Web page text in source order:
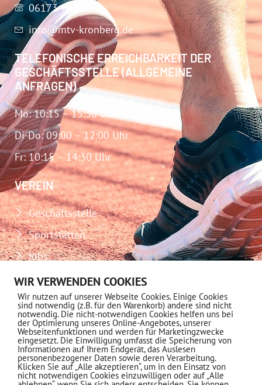
06173-67283
info@mtv-kronberg.de
TELEFONISCHE ERREICHBARKEIT DER
GESCHÄFTSSTELLE (ALLGEMEINE
ANFRAGEN)
Mo: 10:15 – 15:30 Uhr
Di-Do: 09:00 – 12:00 Uhr
Fr: 10:15 – 14:30 Uhr
VEREIN
Geschäftsstelle
Sportstätten
Jobs
Download-Center
Impressum
Datenschutz
MITGLIEDSCHAFT
Informationen
WIR VERWENDEN COOKIES
Wir nutzen auf unserer Webseite Cookies. Einige Cookies
sind notwendig (z.B. für den Warenkorb) andere sind nicht
notwendig. Die nicht-notwendigen Cookies helfen uns bei
der Optimierung unseres Online-Angebotes, unserer
Webseitenfunktionen und werden für Marketingzwecke
eingesetzt. Die Einwilligung umfasst die Speicherung von
Informationen auf Ihrem Endgerät, das Auslesen
personenbezogener Daten sowie deren Verarbeitung.
Klicken Sie auf „Alle akzeptieren“, um in den Einsatz von
nicht notwendigen Cookies einzuwilligen oder auf „Alle